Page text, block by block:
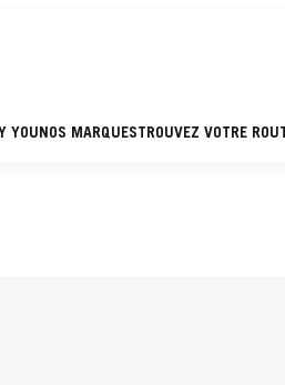
YOUNOS MARQUES TROUVEZ VOTRE